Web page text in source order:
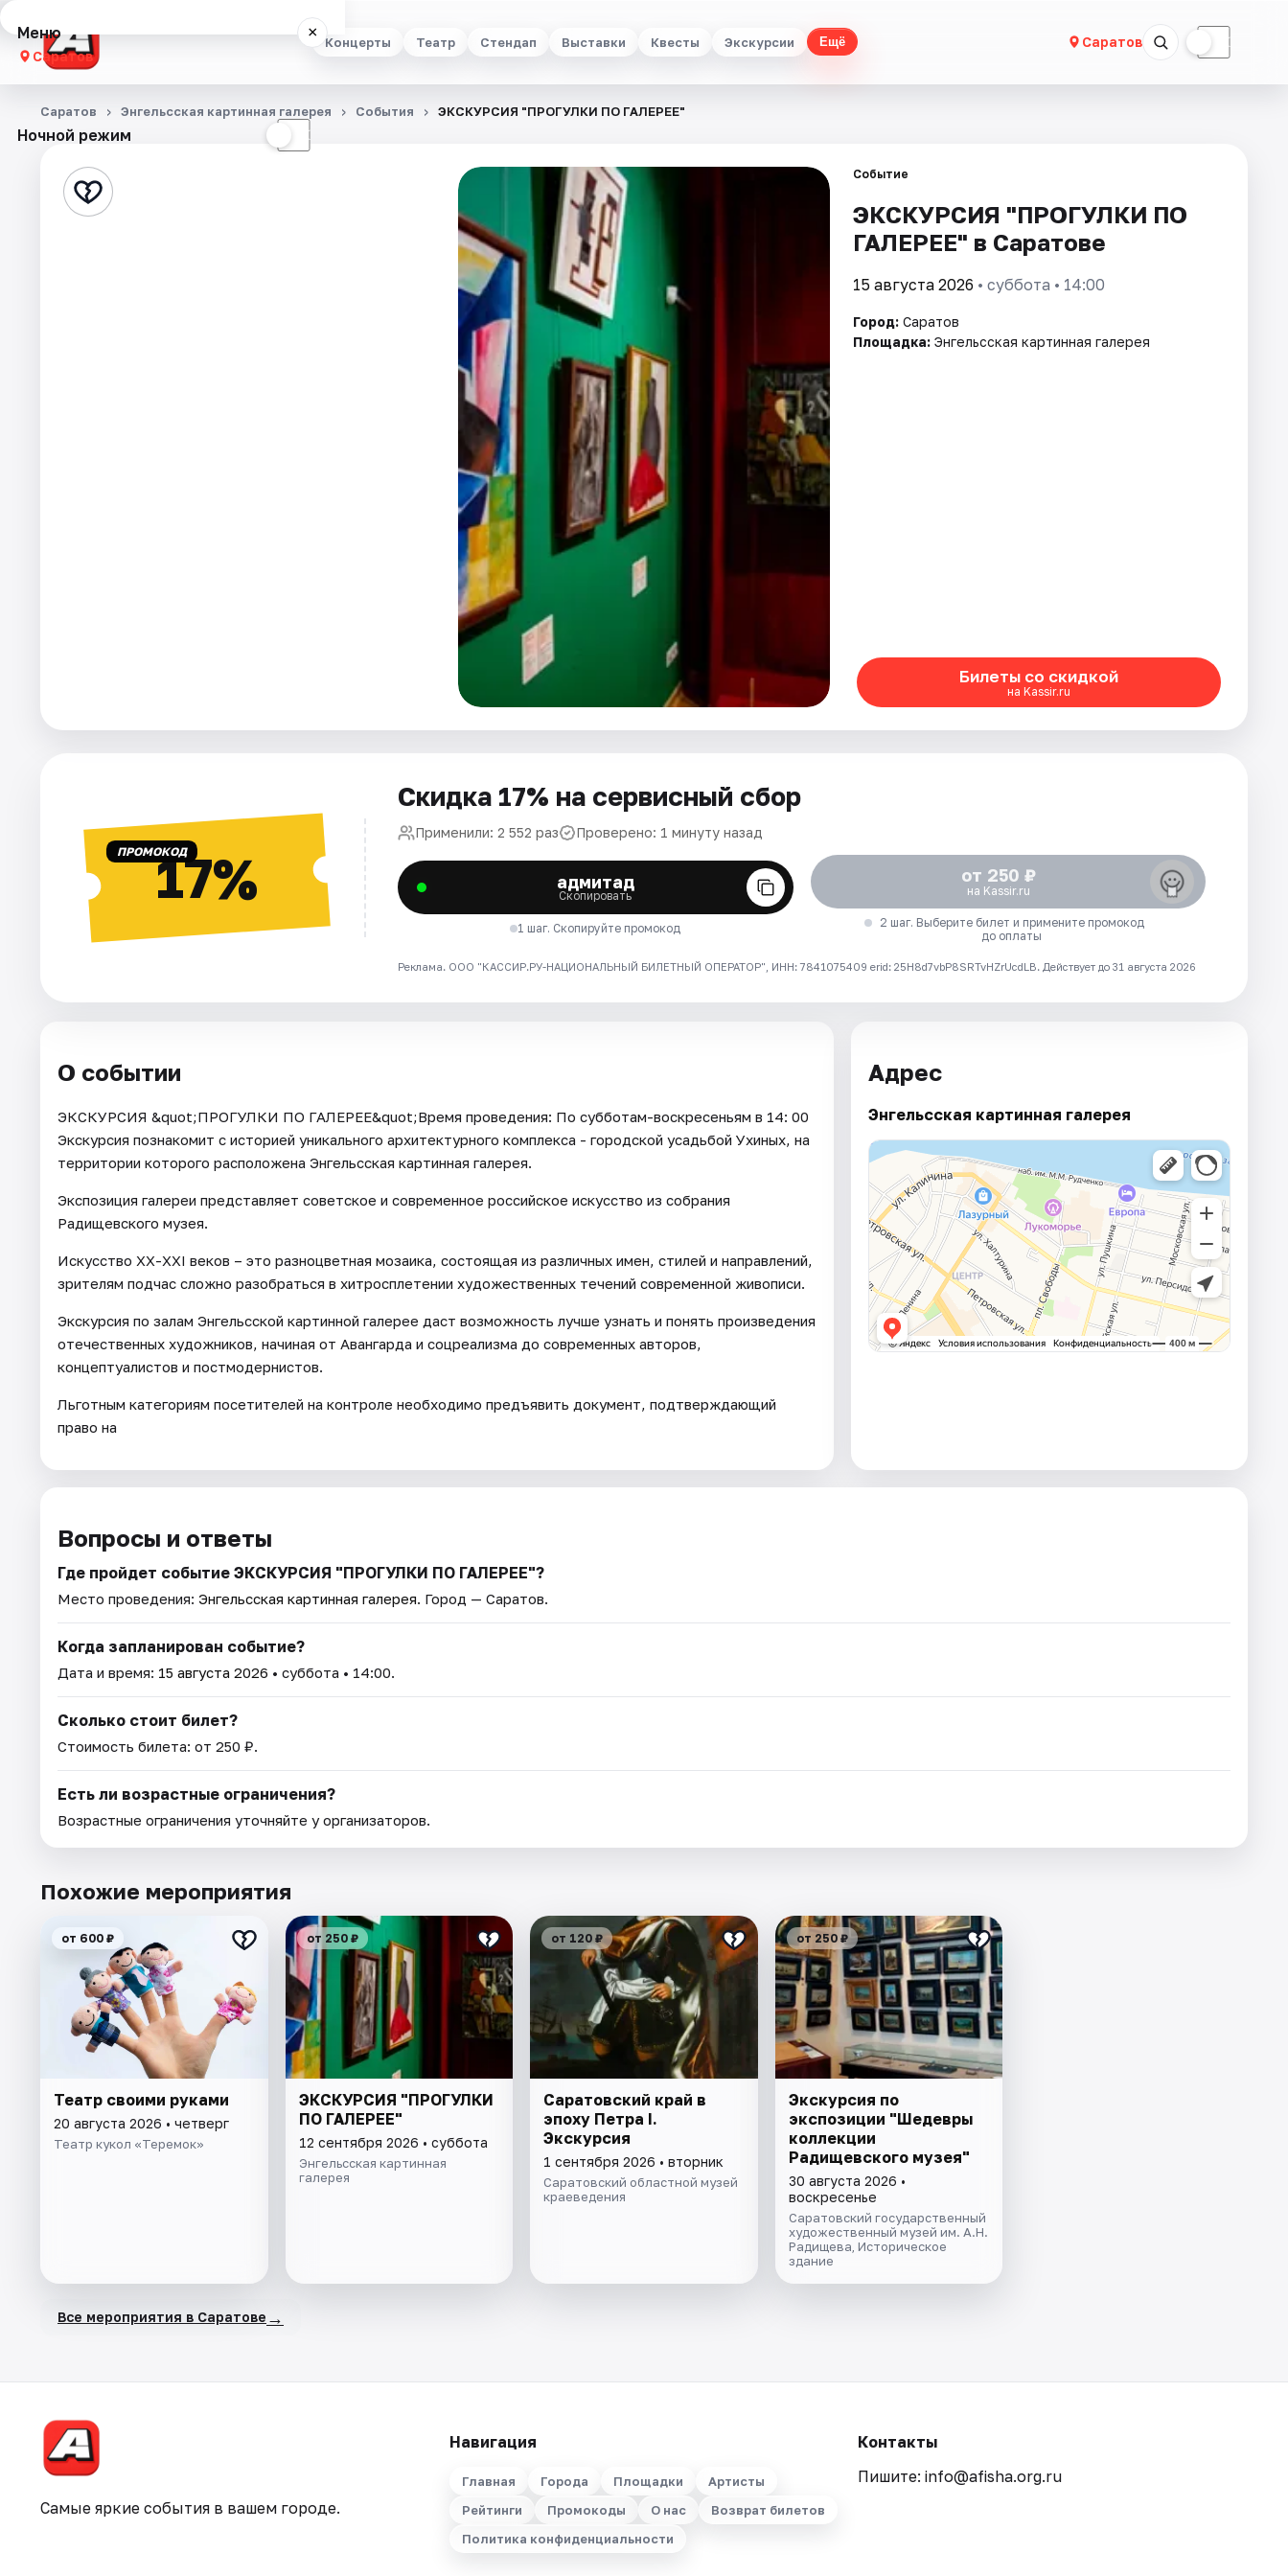
Концерты Театр Стендап Выставки Квесты Экскурсии Ещё Саратов ☾
Меню ×
Саратов
Концерты
Стендап
Ночной режим ☾
Саратов Энгельсская картинная галерея События ЭКСКУРСИЯ "ПРОГУЛКИ ПО ГАЛЕРЕЕ"
Событие
ЭКСКУРСИЯ "ПРОГУЛКИ ПО
ГАЛЕРЕЕ" в Саратове
15 августа 2026 • суббота • 14:00
Город: Саратов
Площадка: Энгельсская картинная галерея
Билеты со скидкой
на Kassir.ru
ПРОМОКОД17%
Скидка 17% на сервисный сбор
Применили: 2 552 раз Проверено: 1 минуту назад
адмитад
Скопировать
1 шаг. Скопируйте промокод
от 250 ₽
на Kassir.ru
2 шаг. Выберите билет и примените промокод
до оплаты
Реклама. ООО "КАССИР.РУ-НАЦИОНАЛЬНЫЙ БИЛЕТНЫЙ ОПЕРАТОР", ИНН: 7841075409 erid: 25H8d7vbP8SRTvHZrUcdLB. Действует до 31 августа 2026
О событии
ЭКСКУРСИЯ &quot;ПРОГУЛКИ ПО ГАЛЕРЕЕ&quot;Время проведения: По субботам-воскресеньям в 14: 00
Экскурсия познакомит с историей уникального архитектурного комплекса - городской усадьбой Ухиных, на
территории которого расположена Энгельсская картинная галерея.
Экспозиция галереи представляет советское и современное российское искусство из собрания
Радищевского музея.
Искусство ХХ-XXI веков – это разноцветная мозаика, состоящая из различных имен, стилей и направлений,
зрителям подчас сложно разобраться в хитросплетении художественных течений современной живописи.
Экскурсия по залам Энгельсской картинной галерее даст возможность лучше узнать и понять произведения
отечественных художников, начиная от Авангарда и соцреализма до современных авторов,
концептуалистов и постмодернистов.
Льготным категориям посетителей на контроле необходимо предъявить документ, подтверждающий
право на
Адрес
Энгельсская картинная галерея
Вопросы и ответы
Где пройдет событие ЭКСКУРСИЯ "ПРОГУЛКИ ПО ГАЛЕРЕЕ"?
Место проведения: Энгельсская картинная галерея. Город — Саратов.
Когда запланирован событие?
Дата и время: 15 августа 2026 • суббота • 14:00.
Сколько стоит билет?
Стоимость билета: от 250 ₽.
Есть ли возрастные ограничения?
Возрастные ограничения уточняйте у организаторов.
Похожие мероприятия
от 600 ₽
Театр своими руками
20 августа 2026 • четверг
Театр кукол «Теремок»
от 250 ₽
ЭКСКУРСИЯ "ПРОГУЛКИ
ПО ГАЛЕРЕЕ"
12 сентября 2026 • суббота
Энгельсская картинная
галерея
от 120 ₽
Саратовский край в
эпоху Петра I.
Экскурсия
1 сентября 2026 • вторник
Саратовский областной музей
краеведения
от 250 ₽
Экскурсия по
экспозиции "Шедевры
коллекции
Радищевского музея"
30 августа 2026 •
воскресенье
Саратовский государственный
художественный музей им. А.Н.
Радищева, Историческое
здание
Все мероприятия в Саратове →
Самые яркие события в вашем городе.
Навигация
Главная Города Площадки
Артисты
Рейтинги
Промокоды О нас
Возврат билетов
Политика конфиденциальности
Контакты
Пишите: info@afisha.org.ru